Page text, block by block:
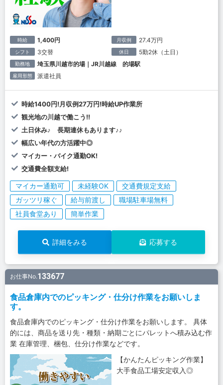
時給 1,400円 月収例 27.4万円
シフト 3交替 休日 5勤2休（土日）
勤務地 埼玉県川越市的場｜JR川越線 的場駅
雇用形態 派遣社員
時給1400円!月収例27万円!時給UP作業所
観光地の川越で働こう!!
土日休み♪ 長期連休もあります♪♪
幅広い年代の方活躍中◎
マイカー・バイク通勤OK!
交通費全額支給!
マイカー通勤可 未経験OK
交通費規定支給
ガッツリ稼ぐ
給与前渡し
職場駐車場無料
社員食堂あり
簡単作業
詳細をみる 応募する
お仕事No.133677
食品倉庫内でのピッキング・仕分け作業をお願いしま
す。
食品倉庫内でのピッキング・仕分け作業をお願いします。 具体
的には、商品を送り先・種類・納期ごとにパレットへ積み込む作
業 在庫管理、梱包、仕分け作業などです。
【かんたんピッキング作業】
大手食品工場安定収入◎